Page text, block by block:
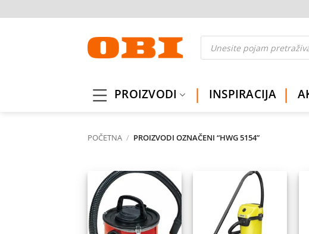
to
Products
search
PROIZVODI INSPIRACIJA
POČETNA / PROIZVODI OZNAČENI “HWG 5154”
na
listu
želja
Dodaj
listu
želja